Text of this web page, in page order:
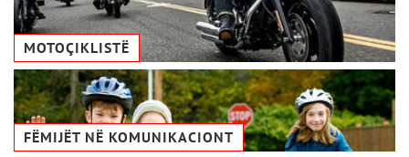
MOTOÇIKLISTË
FËMIJËT NË KOMUNIKACIONТ